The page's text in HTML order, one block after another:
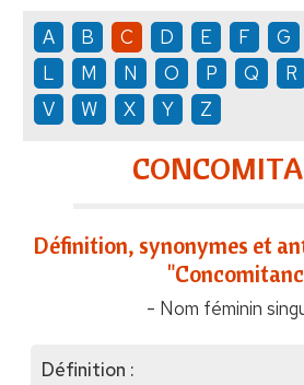
A B C D E F G
L
M N O P Q R
V
W X Y Z
Définition, synonymes et
- Nom féminin
Définition :